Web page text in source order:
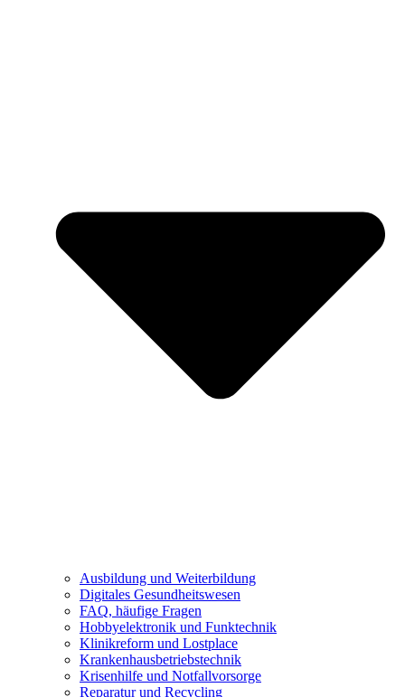
Ausbildung und Weiterbildung
Digitales Gesundheitswesen
FAQ, häufige Fragen
Hobbyelektronik und Funktechnik
Klinikreform und Lostplace
Krankenhausbetriebstechnik
Krisenhilfe und Notfallvorsorge
Reparatur und Recycling